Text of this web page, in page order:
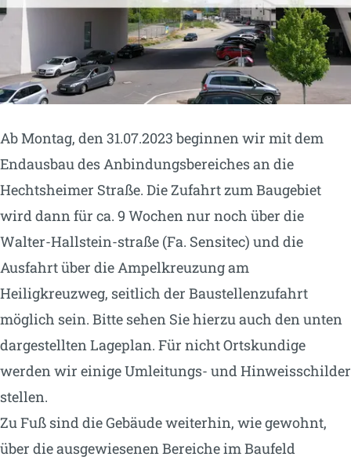
Ab Montag, den 31.07.2023 beginnen wir mit dem
Endausbau des Anbindungsbereiches an die
Hechtsheimer Straße. Die Zufahrt zum Baugebiet
wird dann für ca. 9 Wochen nur noch über die
Walter-Hallstein-straße (Fa. Sensitec) und die
Ausfahrt über die Ampelkreuzung am
Heiligkreuzweg, seitlich der Baustellenzufahrt
möglich sein. Bitte sehen Sie hierzu auch den unten
dargestellten Lageplan. Für nicht Ortskundige
werden wir einige Umleitungs- und Hinweisschilder
stellen.
Zu Fuß sind die Gebäude weiterhin, wie gewohnt,
über die ausgewiesenen Bereiche im Baufeld